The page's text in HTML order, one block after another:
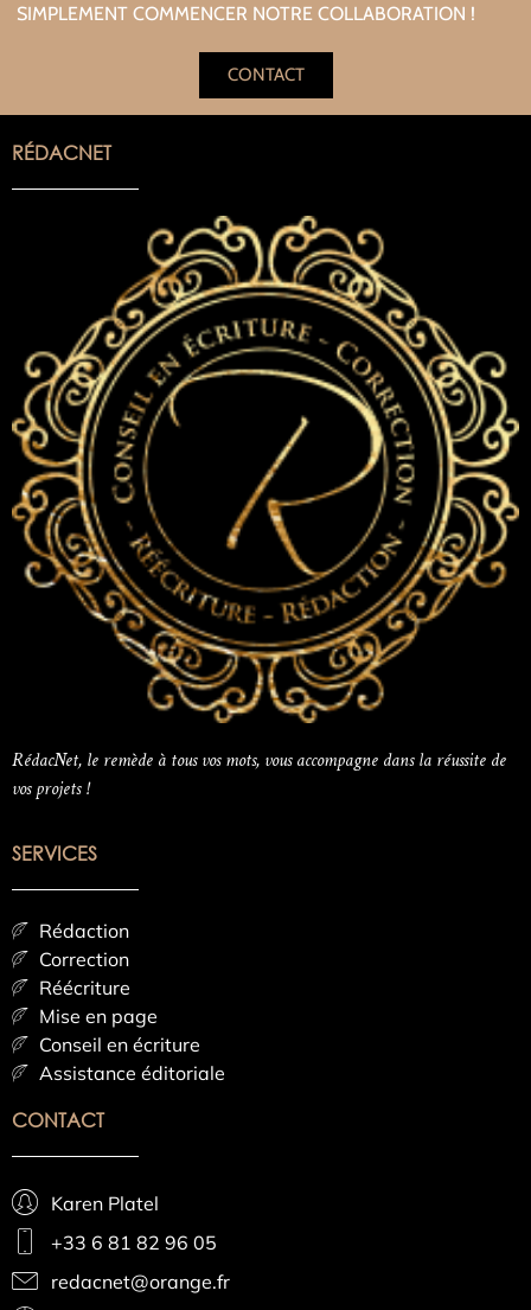
SIMPLEMENT COMMENCER NOTRE COLLABORATION !
CONTACT
RÉDACNET
RédacNet, le remède à tous vos mots, vous accompagne dans la réussite de
vos projets !
SERVICES
Rédaction
Correction
Réécriture
Mise en page
Conseil en écriture
Assistance éditoriale
CONTACT
Karen Platel
+33 6 81 82 96 05
redacnet@orange.fr